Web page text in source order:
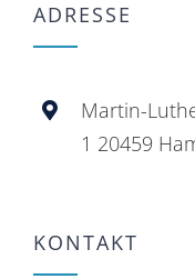
ADRESSE
Martin-
1 20459
KONTAKT